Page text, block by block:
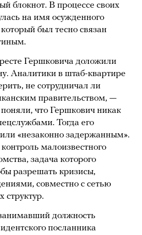
блокнот. В процессе своих
на имя осужденного
был тесно связан
Гершковича доложили
Аналитики в штаб-квартире
не сотрудничал ли
правительством, —
что Гершкович никак
Тогда его
«незаконно задержанным».
малоизвестного
задача которого
разрешать кризисы,
совместно с сетью
структур.
должность
посланника